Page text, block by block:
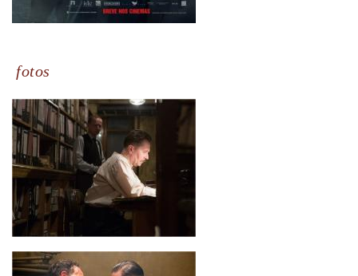
fotos